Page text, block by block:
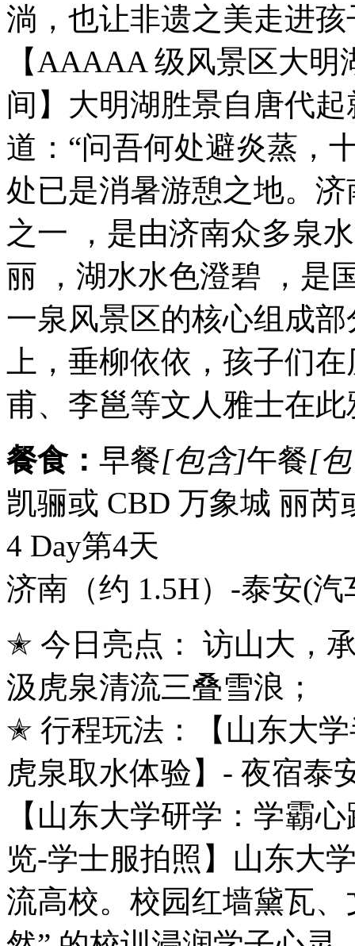
淌，也让非遗之美走进
【AAAAA 级风景区大
间】大明湖胜景自唐代
道：“问吾何处避炎蒸，
处已是消暑游憩之地。
之一 ，是由济南众多泉
丽 ，湖水水色澄碧 ，是
一泉风景区的核心组成
上，垂柳依依，孩子们
甫、李邕等文人雅士在
餐食： 早餐[包含]午餐[
凯骊或 CBD 万象城 丽
4 Day第4天
济南（约 1.5H）-泰安(汽
✭ 今日亮点： 访山大，
汲虎泉清流三叠雪浪；
✭ 行程玩法：【山东大
虎泉取水体验】- 夜宿泰
【山东大学研学：学霸
览-学士服拍照】山东大
流高校。校园红墙黛瓦